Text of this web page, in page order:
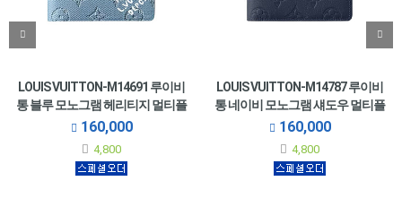
LOUIS VUITTON-M14691 루이비
통 블루 모노그램 헤리티지 멀티플
월릿
160,000
4,800
LOUIS VUITTON-M14787 루이비
통 네이비 모노그램 섀도우 멀티플
월릿
160,000
4,800